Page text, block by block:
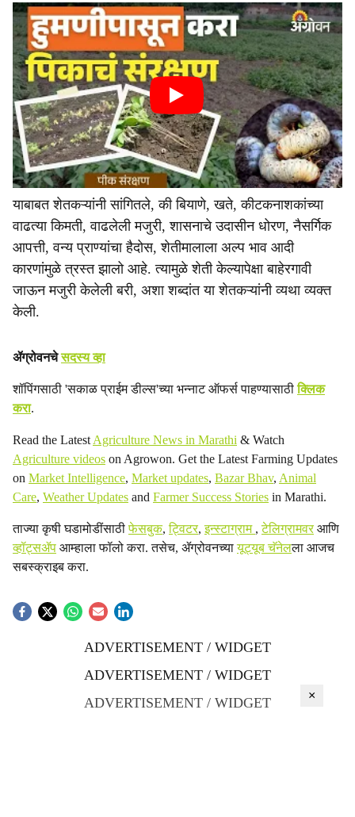
याबाबत शेतकऱ्यांनी सांगितले, की बियाणे, खते, कीटकनाशकांच्या
वाढत्या किमती, वाढलेली मजुरी, शासनाचे उदासीन धोरण, नैसर्गिक
आपत्ती, वन्य प्राण्यांचा हैदोस, शेतीमालाला अल्प भाव आदी
कारणांमुळे त्रस्त झालो आहे. त्यामुळे शेती केल्यापेक्षा बाहेरगावी
जाऊन मजुरी केलेली बरी, अशा शब्दांत या शेतकऱ्यांनी व्यथा व्यक्त
केली.
ॲग्रोवनचेसदस्य व्हा
शॉपिंगसाठी 'सकाळ प्राईम डील्स'च्या भन्नाट ऑफर्स पाहण्यासाठीक्लिक
करा.
Read the Latest Agriculture News in Marathi & Watch
Agriculture videos on Agrowon. Get the Latest Farming Updates
on Market Intelligence, Market updates, Bazar Bhav, Animal
Care, Weather Updates and Farmer Success Stories in Marathi.
ताज्या कृषी घडामोडींसाठीफेसबुक,ट्विटर,इन्स्टाग्राम ,टेलिग्रामवरआणि
व्हॉट्सॲप आम्हाला फॉलो करा. तसेच, ॲग्रोवनच्यायूट्यूब चॅनेलला आजच
सबस्क्राइब करा.
ADVERTISEMENT / WIDGET
ADVERTISEMENT / WIDGET
ADVERTISEMENT / WIDGET
×